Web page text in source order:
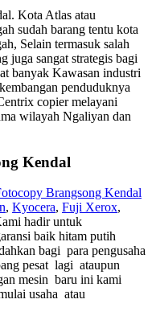
Kota Atlas atau
sudah barang tentu kota
Selain termasuk salah
juga sangat strategis bagi
banyak Kawasan industri
penduduknya
copier melayani
wilayah Ngaliyan dan
Kendal
, Kyocera, Fuji Xerox,
hadir untuk
baik hitam putih
bagi para pengusaha
pesat lagi ataupun
mesin baru ini kami
usaha atau